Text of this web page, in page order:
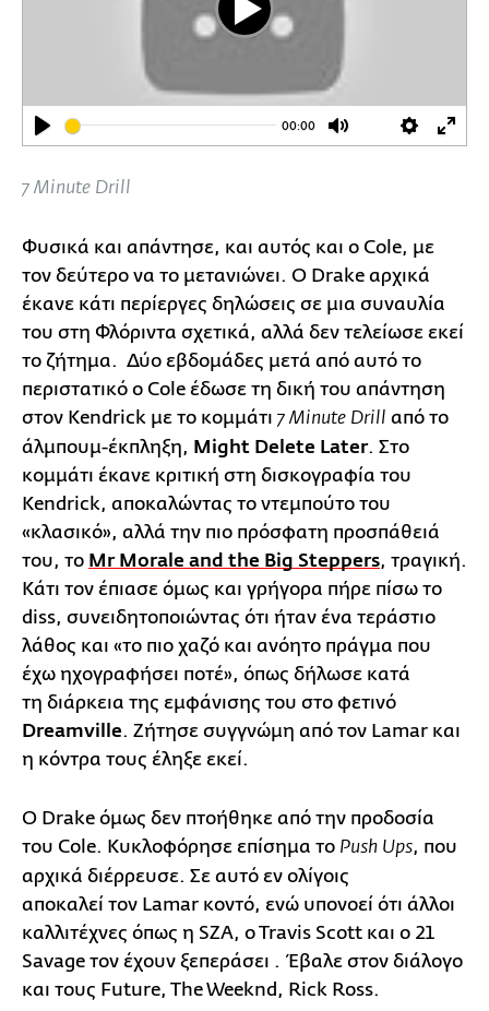
Play
00:00
Mute Settings
Play
7 Minute Drill
Φυσικά και απάντησε, και αυτός και ο Cole, με
τον δεύτερο να το μετανιώνει. Ο Drake αρχικά
έκανε κάτι περίεργες δηλώσεις σε μια συναυλία
του στη Φλόριντα σχετικά, αλλά δεν τελείωσε εκεί
το ζήτημα. Δύο εβδομάδες μετά από αυτό το
περιστατικό ο Cole έδωσε τη δική του απάντηση
στον Kendrick με το κομμάτι 7 Minute Drill από το
άλμπουμ-έκπληξη, Might Delete Later. Στο
κομμάτι έκανε κριτική στη δισκογραφία του
Kendrick, αποκαλώντας το ντεμπούτο του
«κλασικό», αλλά την πιο πρόσφατη προσπάθειά
του, το Mr Morale and the Big Steppers, τραγική.
Κάτι τον έπιασε όμως και γρήγορα πήρε πίσω το
diss, συνειδητοποιώντας ότι ήταν ένα τεράστιο
λάθος και «το πιο χαζό και ανόητο πράγμα που
έχω ηχογραφήσει ποτέ», όπως δήλωσε κατά
τη διάρκεια της εμφάνισης του στο φετινό
Dreamville. Ζήτησε συγγνώμη από τον Lamar και
η κόντρα τους έληξε εκεί.
Ο Drake όμως δεν πτοήθηκε από την προδοσία
του Cole. Κυκλοφόρησε επίσημα το Push Ups, που
αρχικά διέρρευσε. Σε αυτό εν ολίγοις
αποκαλεί τον Lamar κοντό, ενώ υπονοεί ότι άλλοι
καλλιτέχνες όπως η SZA, o Travis Scott και ο 21
Savage τον έχουν ξεπεράσει . Έβαλε στον διάλογο
και τους Future, The Weeknd, Rick Ross.